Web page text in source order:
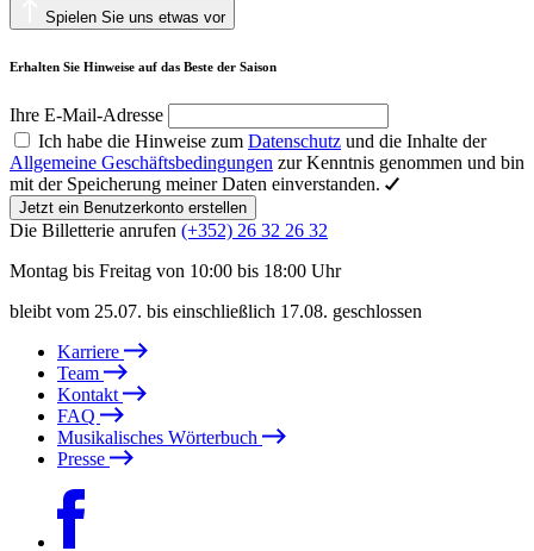
Spielen Sie uns etwas vor
Erhalten Sie Hinweise auf das Beste der Saison
Ihre E-Mail-Adresse
Ich habe die Hinweise zum Datenschutz und die Inhalte der
Allgemeine Geschäftsbedingungen zur Kenntnis genommen und bin
mit der Speicherung meiner Daten einverstanden.
Jetzt ein Benutzerkonto erstellen
Die Billetterie anrufen (+352) 26 32 26 32
Montag bis Freitag von 10:00 bis 18:00 Uhr
bleibt vom 25.07. bis einschließlich 17.08. geschlossen
Karriere
Team
Kontakt
FAQ
Musikalisches Wörterbuch
Presse